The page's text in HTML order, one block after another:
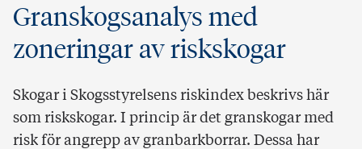
Granskogsanalys med
zoneringar av riskskogar
Skogar i Skogsstyrelsens riskindex beskrivs här
som riskskogar. I princip är det granskogar med
risk för angrepp av granbarkborrar. Dessa har